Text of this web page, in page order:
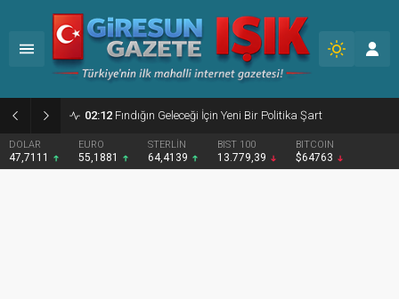
02:12 Fındığın Geleceği İçin Yeni Bir Politika Şart
DOLAR
47,7111
EURO
55,1881
STERLİN
64,4139
BIST 100
13.779,39
BITCOIN
$64763